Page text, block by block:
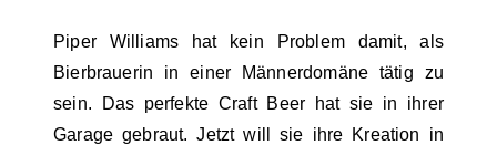
Piper Williams hat kein Problem damit, als
Bierbrauerin in einer Männerdomäne tätig zu
sein. Das perfekte Craft Beer hat sie in ihrer
Garage gebraut. Jetzt will sie ihre Kreation in